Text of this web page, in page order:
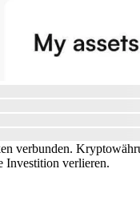
verbunden.
Investition verlieren.